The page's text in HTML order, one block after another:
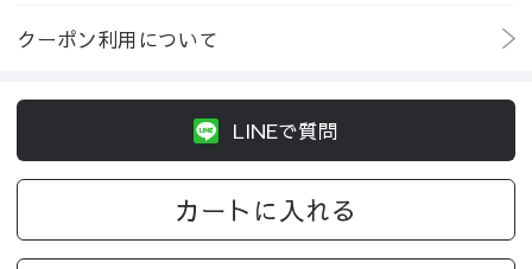
クーポン利用について
LINEで質問
カートに入れる